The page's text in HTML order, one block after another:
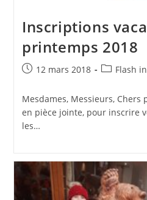
Inscriptions
printemps 2018
Publication
12 mars 2018
PostFlash
Mesdames, Messieurs, Chers
en pièce jointe, pour inscrire
les…